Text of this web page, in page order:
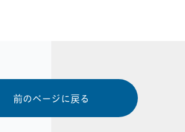
前のページに戻る